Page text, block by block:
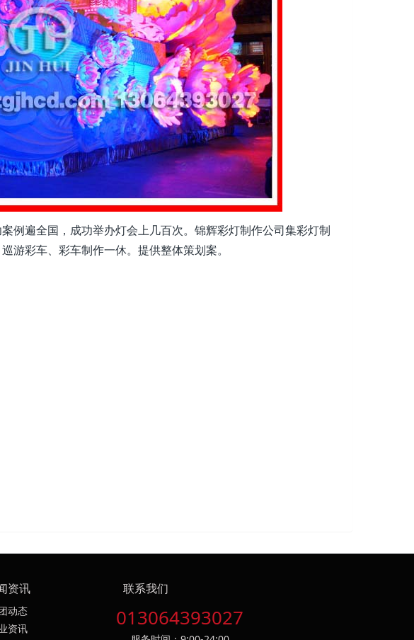
例遍全国，成功举办灯会上几百次。锦辉彩灯制作公司集彩灯制
游彩车、彩车制作一休。提供整体策划案。
资讯
动态
资讯
联系我们
013064393027